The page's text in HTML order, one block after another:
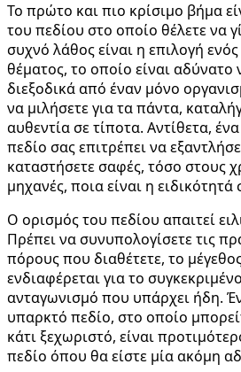
Το πρώτο και πιο κρίσιμο βήμα
του πεδίου στο οποίο θέλετε να
συχνό λάθος είναι η επιλογή
θέματος, το οποίο είναι αδύνατο
διεξοδικά από έναν μόνο
να μιλήσετε για τα πάντα,
αυθεντία σε τίποτα. Αντίθετα,
πεδίο σας επιτρέπει να
καταστήσετε σαφές, τόσο στους
μηχανές, ποια είναι η ειδικότητά
Ο ορισμός του πεδίου απαιτεί
Πρέπει να συνυπολογίσετε τις
πόρους που διαθέτετε, το
ενδιαφέρεται για το
ανταγωνισμό που υπάρχει ήδη.
υπαρκτό πεδίο, στο οποίο
κάτι ξεχωριστό, είναι
πεδίο όπου θα είστε μία ακόμη